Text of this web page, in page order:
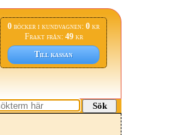
0 böcker i kundvagnen:0kr
Frakt från: 49kr
Till kassan
Sök